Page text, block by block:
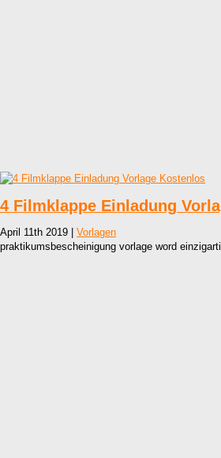
4 Filmklappe Einladung
April 11th 2019 | Vorlagen
praktikumsbescheinigung vorlage word